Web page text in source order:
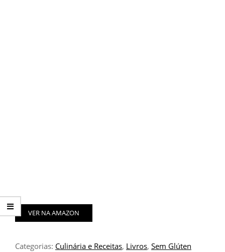
VER NA AMAZON
Categorias: Culinária e Receitas, Livros, Sem Glúten